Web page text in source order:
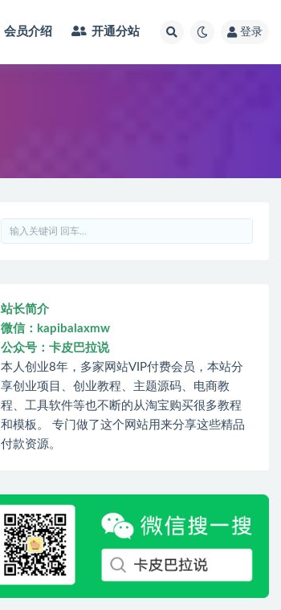
会员介绍 开通分站 登录
站长简介
微信：kapibalaxmw
公众号：卡皮巴拉说
本人创业8年，多家网站VIP付费会员，本站分
享创业项目、创业教程、主题源码、电商教
程、工具软件等也不断的从淘宝购买很多教程
和模板。 专门做了这个网站用来分享这些精品
付款资源。